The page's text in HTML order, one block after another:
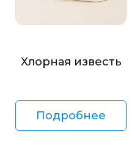
Хлорная известь
Подробнее